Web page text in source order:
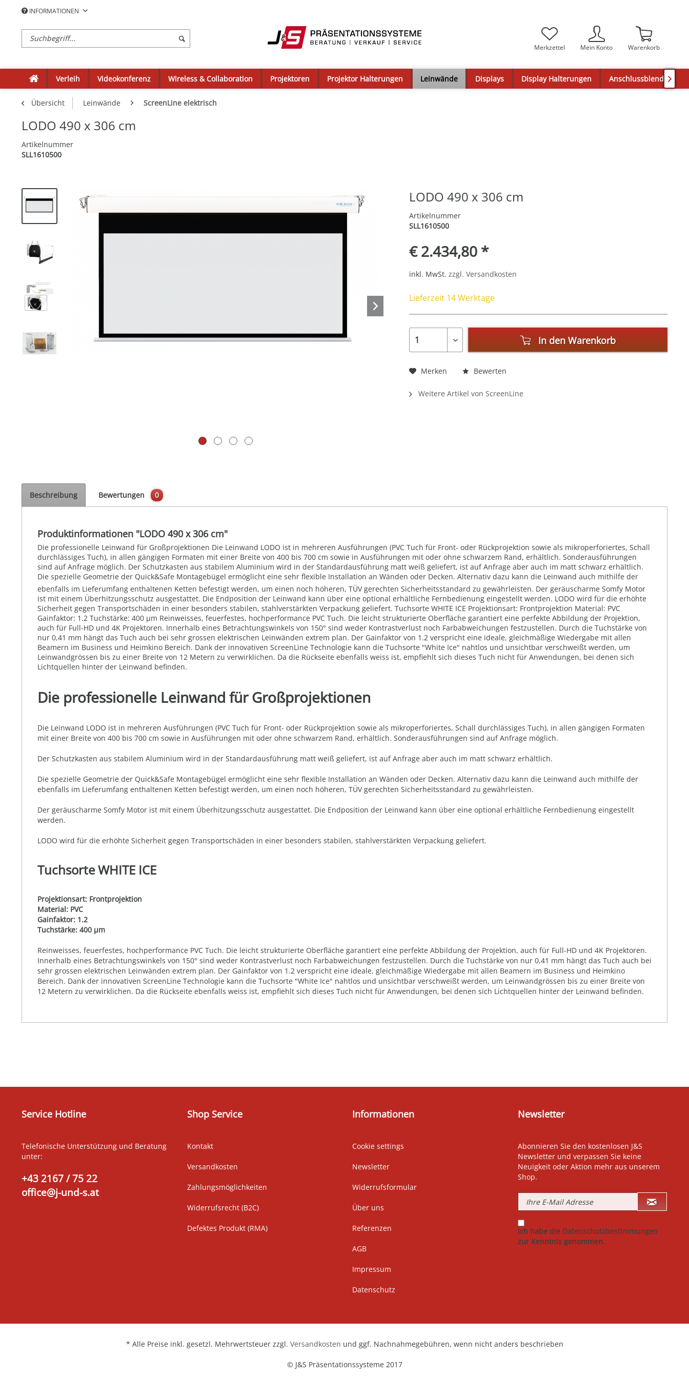
INFORMATIONEN
Merkzettel Mein Konto Warenkorb
Verleih Videokonferenz Wireless & Collaboration Projektoren Projektor Halterungen Leinwände Displays Display Halterungen Anschlussblenden

Übersicht Leinwände ScreenLine elektrisch
LODO 490 x 306 cm
Artikelnummer
SLL1610500
LODO 490 x 306 cm
Artikelnummer
SLL1610500
€ 2.434,80 *
inkl. MwSt. zzgl. Versandkosten
Lieferzeit 14 Werktage
In den Warenkorb
Merken Bewerten
Weitere Artikel von ScreenLine
Beschreibung Bewertungen 0
Produktinformationen "LODO 490 x 306 cm"
Die professionelle Leinwand für Großprojektionen Die Leinwand LODO ist in mehreren Ausführungen (PVC Tuch für Front- oder Rückprojektion sowie als mikroperforiertes, Schall
durchlässiges Tuch), in allen gängigen Formaten mit einer Breite von 400 bis 700 cm sowie in Ausführungen mit oder ohne schwarzem Rand, erhältlich. Sonderausführungen
sind auf Anfrage möglich. Der Schutzkasten aus stabilem Aluminium wird in der Standardausführung matt weiß geliefert, ist auf Anfrage aber auch im matt schwarz erhältlich.
Die spezielle Geometrie der Quick&Safe Montagebügel ermöglicht eine sehr flexible Installation an Wänden oder Decken. Alternativ dazu kann die Leinwand auch mithilfe der
ebenfalls im Lieferumfang enthaltenen Ketten befestigt werden, um einen noch höheren, TÜV gerechten Sicherheitsstandard zu gewährleisten. Der geräuscharme Somfy Motor
ist mit einem Überhitzungsschutz ausgestattet. Die Endposition der Leinwand kann über eine optional erhältliche Fernbedienung eingestellt werden. LODO wird für die erhöhte
Sicherheit gegen Transportschäden in einer besonders stabilen, stahlverstärkten Verpackung geliefert. Tuchsorte WHITE ICE Projektionsart: Frontprojektion Material: PVC
Gainfaktor: 1.2 Tuchstärke: 400 µm Reinweisses, feuerfestes, hochperformance PVC Tuch. Die leicht strukturierte Oberfläche garantiert eine perfekte Abbildung der Projektion,
auch für Full-HD und 4K Projektoren. Innerhalb eines Betrachtungswinkels von 150° sind weder Kontrastverlust noch Farbabweichungen festzustellen. Durch die Tuchstärke von
nur 0,41 mm hängt das Tuch auch bei sehr grossen elektrischen Leinwänden extrem plan. Der Gainfaktor von 1.2 verspricht eine ideale, gleichmäßige Wiedergabe mit allen
Beamern im Business und Heimkino Bereich. Dank der innovativen ScreenLine Technologie kann die Tuchsorte "White Ice" nahtlos und unsichtbar verschweißt werden, um
Leinwandgrössen bis zu einer Breite von 12 Metern zu verwirklichen. Da die Rückseite ebenfalls weiss ist, empfiehlt sich dieses Tuch nicht für Anwendungen, bei denen sich
Lichtquellen hinter der Leinwand befinden.
Die professionelle Leinwand für Großprojektionen
Die Leinwand LODO ist in mehreren Ausführungen (PVC Tuch für Front- oder Rückprojektion sowie als mikroperforiertes, Schall durchlässiges Tuch), in allen gängigen Formaten
mit einer Breite von 400 bis 700 cm sowie in Ausführungen mit oder ohne schwarzem Rand, erhältlich. Sonderausführungen sind auf Anfrage möglich.
Der Schutzkasten aus stabilem Aluminium wird in der Standardausführung matt weiß geliefert, ist auf Anfrage aber auch im matt schwarz erhältlich.
Die spezielle Geometrie der Quick&Safe Montagebügel ermöglicht eine sehr flexible Installation an Wänden oder Decken. Alternativ dazu kann die Leinwand auch mithilfe der
ebenfalls im Lieferumfang enthaltenen Ketten befestigt werden, um einen noch höheren, TÜV gerechten Sicherheitsstandard zu gewährleisten.
Der geräuscharme Somfy Motor ist mit einem Überhitzungsschutz ausgestattet. Die Endposition der Leinwand kann über eine optional erhältliche Fernbedienung eingestellt
werden.
LODO wird für die erhöhte Sicherheit gegen Transportschäden in einer besonders stabilen, stahlverstärkten Verpackung geliefert.
Tuchsorte WHITE ICE
Projektionsart: Frontprojektion
Material: PVC
Gainfaktor: 1.2
Tuchstärke: 400 µm
Reinweisses, feuerfestes, hochperformance PVC Tuch. Die leicht strukturierte Oberfläche garantiert eine perfekte Abbildung der Projektion, auch für Full-HD und 4K Projektoren.
Innerhalb eines Betrachtungswinkels von 150° sind weder Kontrastverlust noch Farbabweichungen festzustellen. Durch die Tuchstärke von nur 0,41 mm hängt das Tuch auch bei
sehr grossen elektrischen Leinwänden extrem plan. Der Gainfaktor von 1.2 verspricht eine ideale, gleichmäßige Wiedergabe mit allen Beamern im Business und Heimkino
Bereich. Dank der innovativen ScreenLine Technologie kann die Tuchsorte "White Ice" nahtlos und unsichtbar verschweißt werden, um Leinwandgrössen bis zu einer Breite von
12 Metern zu verwirklichen. Da die Rückseite ebenfalls weiss ist, empfiehlt sich dieses Tuch nicht für Anwendungen, bei denen sich Lichtquellen hinter der Leinwand befinden.
Service Hotline
Telefonische Unterstützung und Beratung
unter:
+43 2167 / 75 22
office@j-und-s.at
Shop Service
Kontakt
Versandkosten
Zahlungsmöglichkeiten
Widerrufsrecht (B2C)
Defektes Produkt (RMA)
Informationen
Cookie settings
Newsletter
Widerrufsformular
Über uns
Referenzen
AGB
Impressum
Datenschutz
Newsletter
Abonnieren Sie den kostenlosen J&S
Newsletter und verpassen Sie keine
Neuigkeit oder Aktion mehr aus unserem
Shop.
Ich habe die Datenschutzbestimmungen
zur Kenntnis genommen.
* Alle Preise inkl. gesetzl. Mehrwertsteuer zzgl. Versandkosten und ggf. Nachnahmegebühren, wenn nicht anders beschrieben
© J&S Präsentationssysteme 2017